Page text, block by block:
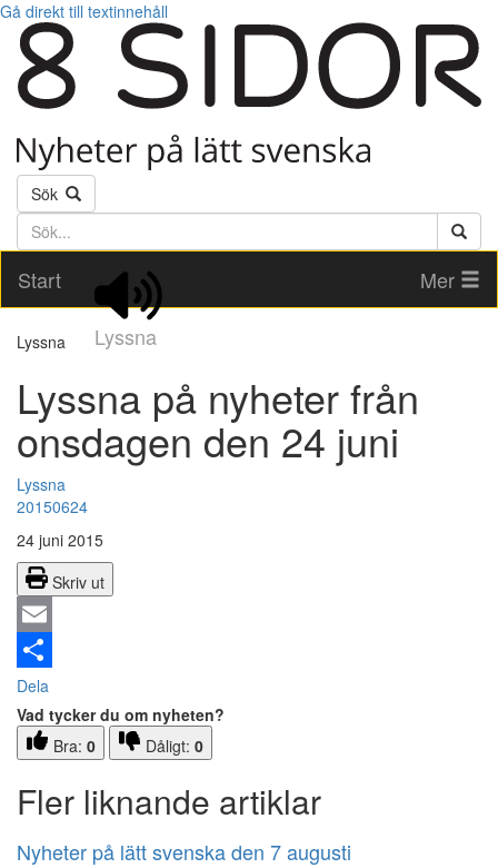
Gå direkt till textinnehåll
Sök
Söktext
Start
Lyssna
Mer
Lyssna
Lyssna på nyheter från
onsdagen den 24 juni
Lyssna
20150624
24 juni 2015
Skriv ut
Email
Dela
Vad tycker du om nyheten?
Bra: 0 Dåligt: 0
Fler liknande artiklar
Nyheter på lätt svenska den 7 augusti